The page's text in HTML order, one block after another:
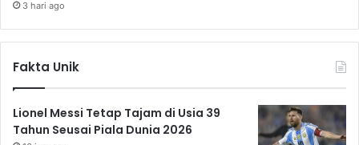
3 hari ago
Fakta Unik
Lionel Messi Tetap Tajam di Usia 39
Tahun Seusai Piala Dunia 2026